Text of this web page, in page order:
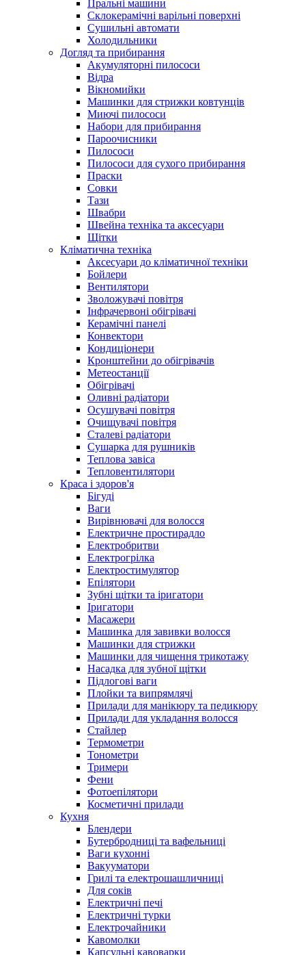
Пральні машини
Склокерамічні варільні поверхні
Сушильні автомати
Холодильники
Догляд та прибирання
Акумуляторні пилососи
Відра
Вікномийки
Машинки для стрижки ковтунців
Миючі пилососи
Набори для прибирання
Пароочисники
Пилососи
Пилососи для сухого прибирання
Праски
Совки
Тази
Швабри
Швейна техніка та аксесуари
Щітки
Кліматична техніка
Аксесуари до кліматичної техніки
Бойлери
Вентилятори
Зволожувачі повітря
Інфрачервоні обігрівачі
Керамічні панелі
Конвектори
Кондиціонери
Кронштейни до обігрівачів
Метеостанції
Обігрівачі
Оливні радіатори
Осушувачі повітря
Очищувачі повітря
Сталеві радіатори
Сушарка для рушників
Теплова завіса
Тепловентилятори
Краса і здоров'я
Бігуді
Ваги
Вирівнювачі для волосся
Електричне простирадло
Електробритви
Електрогрілка
Електростимулятор
Епілятори
Зубні щітки та іригатори
Іригатори
Масажери
Машинка для завивки волосся
Машинки для стрижки
Машинки для чищення трикотажу
Насадка для зубної щітки
Підлогові ваги
Плойки та випрямлячі
Прилади для манікюру та педикюру
Прилади для укладання волосся
Стайлер
Термометри
Тонометри
Тримери
Фени
Фотоепілятори
Косметичні прилади
Кухня
Блендери
Бутербродниці та вафельниці
Ваги кухонні
Вакууматори
Грилі та електрошашличниці
Для соків
Електричні печі
Електричні турки
Електрочайники
Кавомолки
Капсульні кавоварки